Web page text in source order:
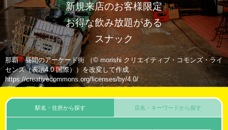
新規来店のお客様限定
お得な飲み放題がある
スナック
那覇 昼間のアーケード街 （© morishi クリエイティブ・コモンズ・ライ
センス（表示4.0 国際））を改変して作成
https://creativecommons.org/licenses/by/4.0/
駅名・住所から探す 店名・キーワードから探す